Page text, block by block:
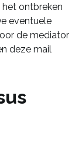
ontbreken
eventuele
de mediator
deze mail